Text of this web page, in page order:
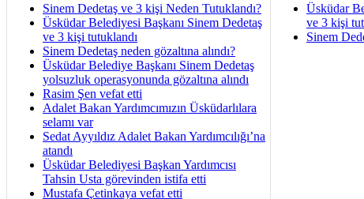
Sinem Dedetaş ve 3 kişi Neden Tutuklandı?
Üsküdar Belediyesi Başkanı Sinem Dedetaş
ve 3 kişi tutuklandı
Sinem Dedetaş neden gözaltına alındı?
Üsküdar Belediye Başkanı Sinem Dedetaş
yolsuzluk operasyonunda gözaltına alındı
Rasim Şen vefat etti
Adalet Bakan Yardımcımızın Üsküdarlılara
selamı var
Sedat Ayyıldız Adalet Bakan Yardımcılığı’na
atandı
Üsküdar Belediyesi Başkan Yardımcısı
Tahsin Usta görevinden istifa etti
Mustafa Çetinkaya vefat etti
Üsküdar
ve 3 kişi
Sinem